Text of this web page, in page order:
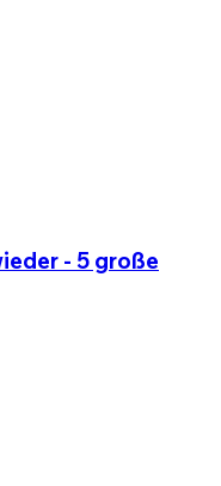
- 5 große